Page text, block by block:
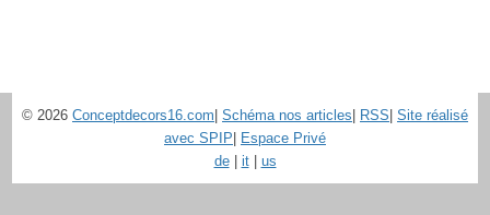
© 2026 Conceptdecors16.com| Schéma nos articles| RSS| Site réalisé
avec SPIP| Espace Privé
de| it| us